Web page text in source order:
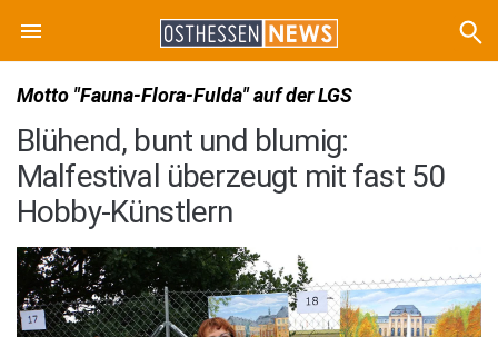
Motto "Fauna-Flora-Fulda" auf der LGS
Blühend, bunt und blumig:
Malfestival überzeugt mit fast 50
Hobby-Künstlern